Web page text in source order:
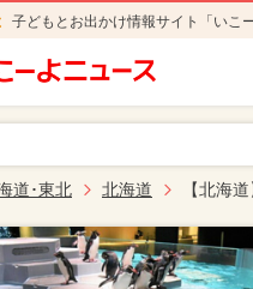
子どもとお出かけ情報サイト「いこ
道･東北 北海道 【北海